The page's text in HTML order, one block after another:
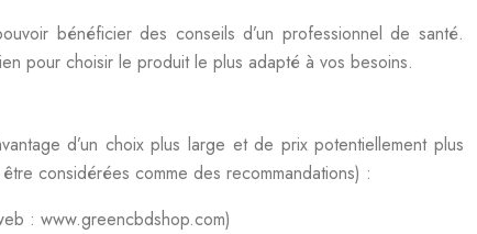
bénéficier des conseils d’un professionnel de santé.
pour choisir le produit le plus adapté à vos besoins.
d’un choix plus large et de prix potentiellement plus
considérées comme des recommandations) :
: www.greencbdshop.com)